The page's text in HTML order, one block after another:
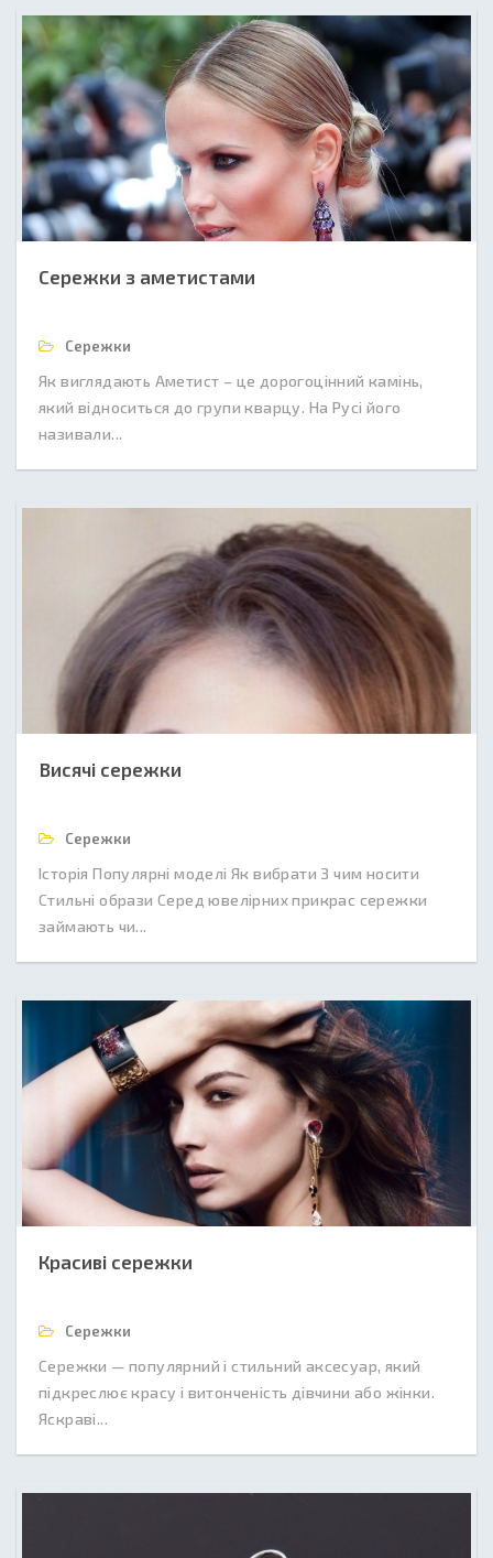
Сережки з аметистами
Сережки
Як виглядають Аметист – це дорогоцінний камінь,
який відноситься до групи кварцу. На Русі його
називали...
Висячі сережки
Сережки
Історія Популярні моделі Як вибрати З чим носити
Стильні образи Серед ювелірних прикрас сережки
займають чи...
Красиві сережки
Сережки
Сережки — популярний і стильний аксесуар, який
підкреслює красу і витонченість дівчини або жінки.
Яскраві...